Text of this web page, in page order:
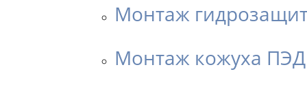
Монтаж
Монтаж кожуха